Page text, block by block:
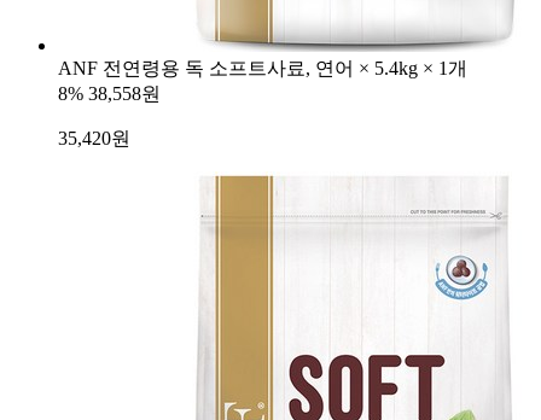
ANF 전연령용 독 소프트사료, 연어 × 5.4kg × 1개
8% 38,558원
35,420원